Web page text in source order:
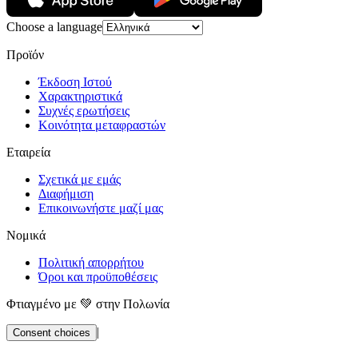
Choose a language
Προϊόν
Έκδοση Ιστού
Χαρακτηριστικά
Συχνές ερωτήσεις
Κοινότητα μεταφραστών
Εταιρεία
Σχετικά με εμάς
Διαφήμιση
Επικοινωνήστε μαζί μας
Νομικά
Πολιτική απορρήτου
Όροι και προϋποθέσεις
Φτιαγμένο με 💚 στην Πολωνία
Consent choices |